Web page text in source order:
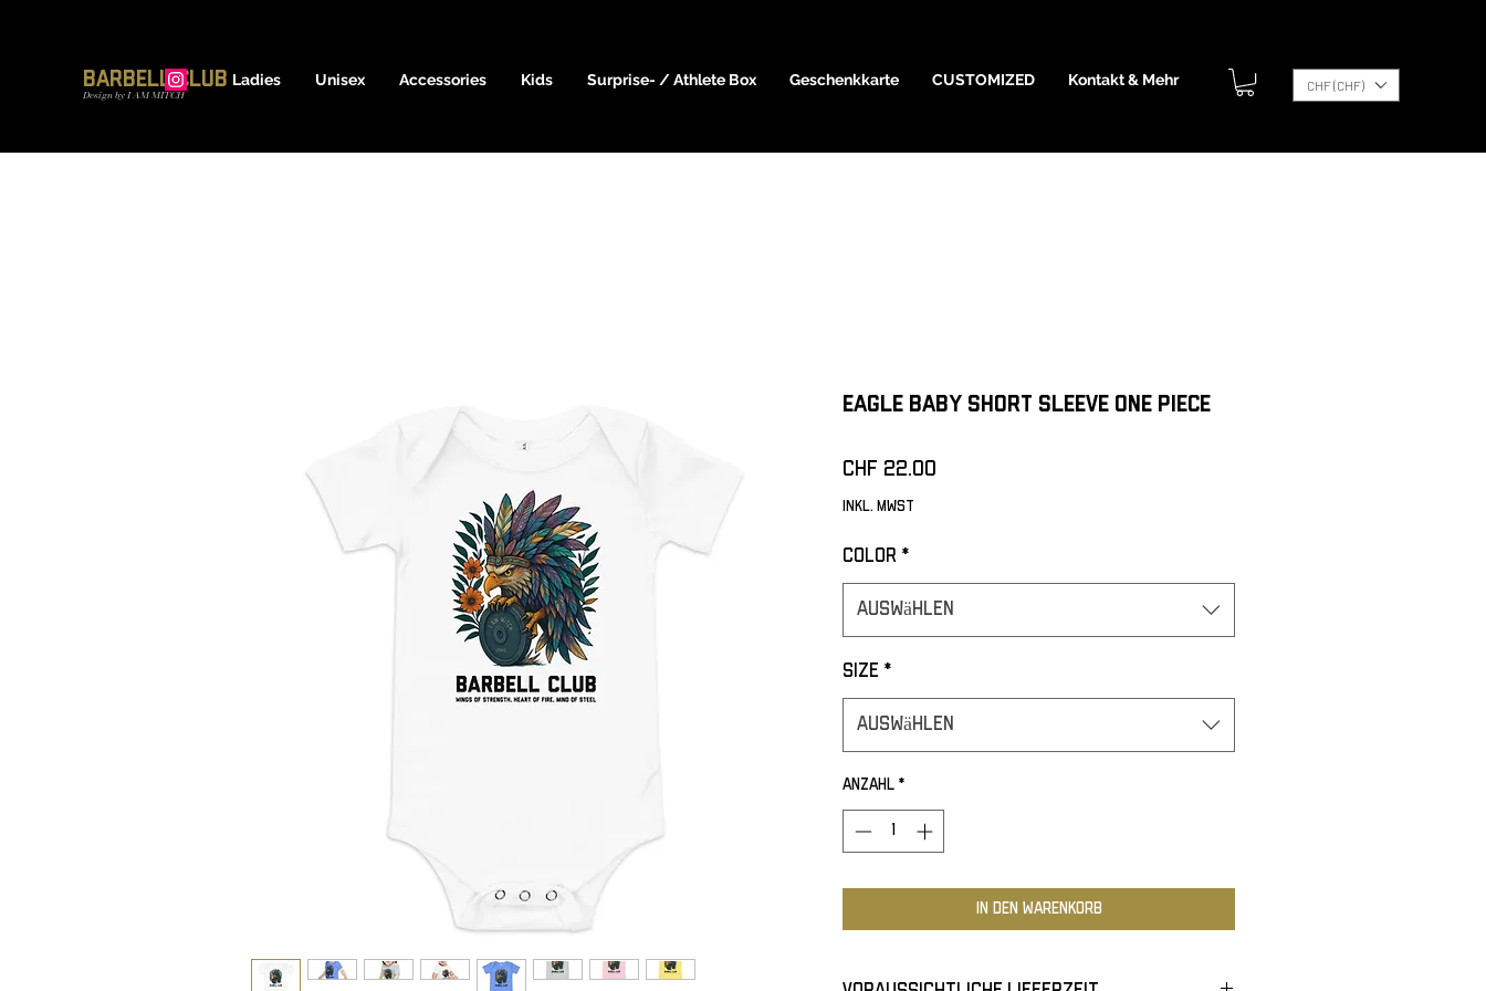
Barbell Club
Design by I AM MITCH
Ladies Unisex Accessories Kids Surprise- / Athlete Box Geschenkkarte CUSTOMIZED Kontakt & Mehr CHF (CHF)
Eagle Baby short sleeve one piece
CHF 22.00
inkl. MwSt
Color *
Auswählen
Size *
Auswählen
Anzahl *
In den Warenkorb